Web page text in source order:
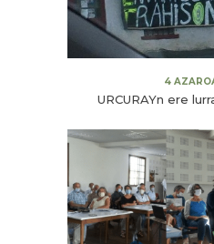
4
URCURAYn ere